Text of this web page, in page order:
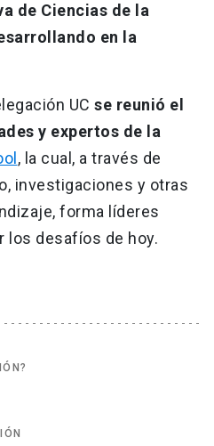
de Ciencias de la
en la
UC se reunió el
y expertos de la
, la cual, a través de
investigaciones y otras
forma líderes
los desafíos de hoy.